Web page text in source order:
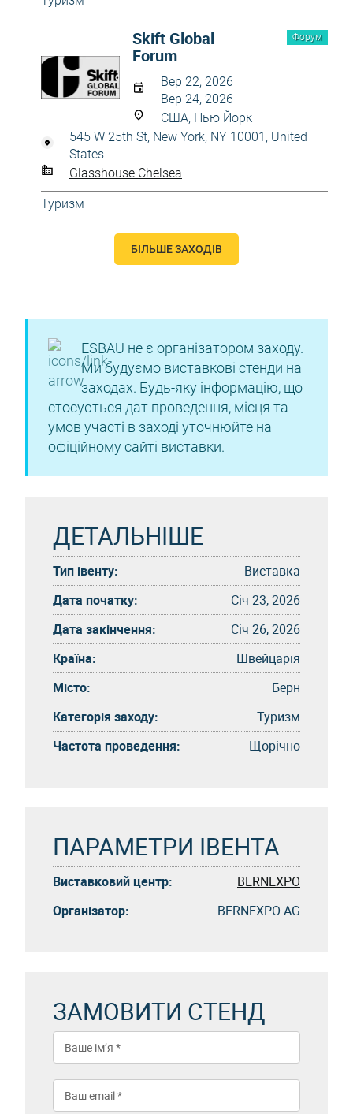
Форум
Skift Global
Forum
Вер 22, 2026
Вер 24, 2026
США, Нью Йорк
545 W 25th St, New York, NY 10001, United
States
Glasshouse Chelsea
Туризм
БІЛЬШЕ ЗАХОДІВ
ESBAU не є організатором заходу.
Ми будуємо виставкові стенди на
заходах. Будь-яку інформацію, що
стосується дат проведення, місця та
умов участі в заході уточнюйте на
офіційному сайті виставки.
ДЕТАЛЬНІШЕ
Тип івенту:
Виставка
Дата початку:
Січ 23, 2026
Дата закінчення:
Січ 26, 2026
Країна:
Швейцарія
Місто:
Берн
Категорія заходу:
Туризм
Частота проведення:
Щорічно
ПАРАМЕТРИ ІВЕНТА
Виставковий центр:
BERNEXPO
Організатор:
BERNEXPO AG
ЗАМОВИТИ СТЕНД